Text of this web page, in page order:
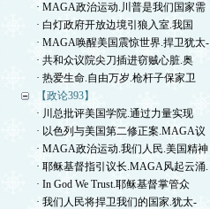
· MAGA政治运动.川普是我们国家需
· 白灯政府开放边境引狼入室.我国
· MAGA唤醒美国震惊世界.捍卫犹太-
· 共和众议院尖刀插进窃贼心脏.奥
· 热爱生命.自由万岁.枪杆子保家卫
【政论393】
· 川总批评美国学院.通过力量实现
· 以色列与美国第二修正案.MAGA议
· MAGA政治运动.我们人民.美国精神
· 耶稣基督指引议长.MAGA风起云涌.
· In God We Trust.耶稣基督掌管众
· 我们人民将捍卫我们的国家.犹太-